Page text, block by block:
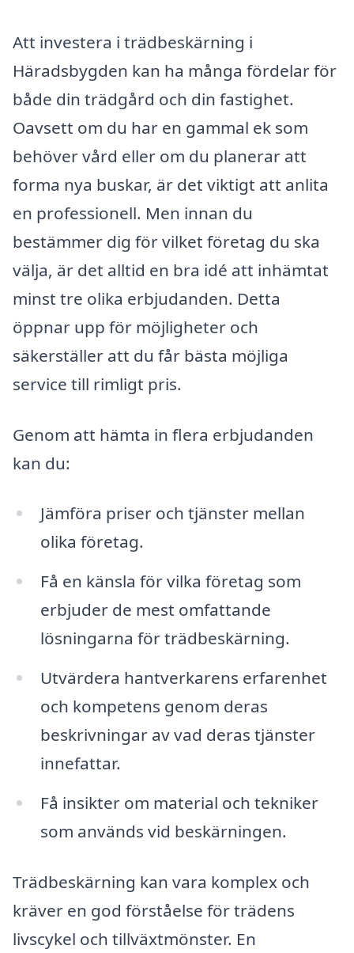
Att investera i trädbeskärning i
Häradsbygden kan ha många fördelar för
både din trädgård och din fastighet.
Oavsett om du har en gammal ek som
behöver vård eller om du planerar att
forma nya buskar, är det viktigt att anlita
en professionell. Men innan du
bestämmer dig för vilket företag du ska
välja, är det alltid en bra idé att inhämtat
minst tre olika erbjudanden. Detta
öppnar upp för möjligheter och
säkerställer att du får bästa möjliga
service till rimligt pris.
Genom att hämta in flera erbjudanden
kan du:
Jämföra priser och tjänster mellan
olika företag.
Få en känsla för vilka företag som
erbjuder de mest omfattande
lösningarna för trädbeskärning.
Utvärdera hantverkarens erfarenhet
och kompetens genom deras
beskrivningar av vad deras tjänster
innefattar.
Få insikter om material och tekniker
som används vid beskärningen.
Trädbeskärning kan vara komplex och
kräver en god förståelse för trädens
livscykel och tillväxtmönster. En